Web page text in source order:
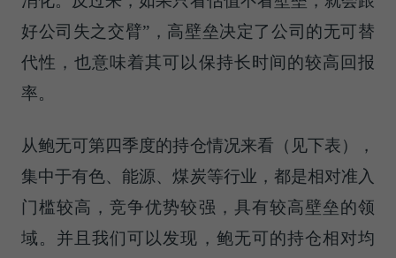
好公司失之交臂”，高壁垒决定了公司的无可替
代性，也意味着其可以保持长时间的较高回报
率。
从鲍无可第四季度的持仓情况来看（见下表），
集中于有色、能源、煤炭等行业，都是相对准入
门槛较高，竞争优势较强，具有较高壁垒的领
域。并且我们可以发现，鲍无可的持仓相对均